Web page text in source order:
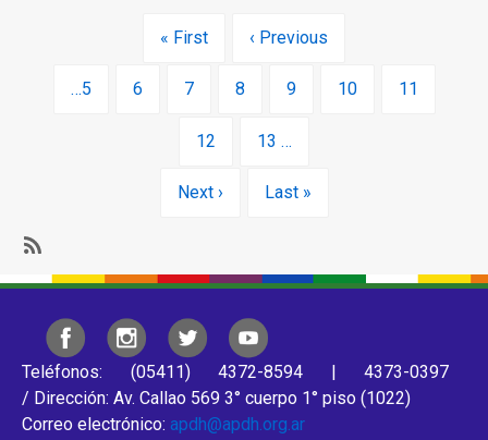
Pérez
Primera
« First
Página
‹ Previous
Page
…5 Page
6 Page
7 Page
8
Página
9 Page
10 Page
11
Page
12 Page
13 …
Siguiente
Next ›
Última
Last »
Subscribe
Teléfonos: (05411) 4372-8594 | 4373-0397
/ Dirección: Av. Callao 569 3° cuerpo 1° piso (1022)
Correo electrónico: apdh@apdh.org.ar